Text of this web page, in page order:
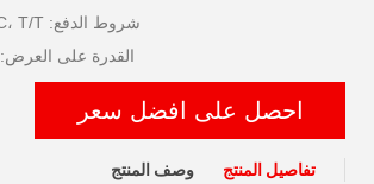
شروط الدفع: L/C، T/T، ويسترن يونيون
القدرة على العرض: 10 مجموعة / شهر
احصل على افضل سعر
تفاصيل المنتج وصف المنتج